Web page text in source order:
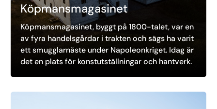
Köpmansmagasinet
Köpmansmagasinet, byggt på 1800-talet, var en
av fyra handelsgårdar i trakten och sägs ha varit
ett smugglarnäste under Napoleonkriget. Idag är
det en plats för konstutställningar och hantverk.